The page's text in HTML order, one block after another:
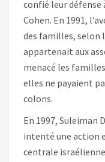
confié leur défense
Cohen. En 1991,
des familles, selon
appartenait aux
menacé les
elles ne payaient
colons.
En 1997, Suleiman
intenté une action
centrale